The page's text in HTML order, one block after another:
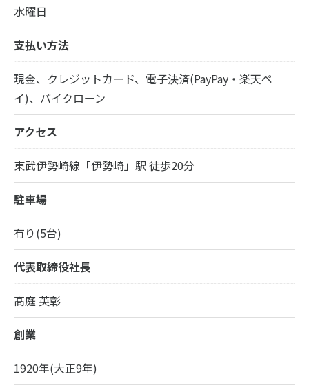
水曜日
支払い方法
現金、クレジットカード、電子決済(PayPay・楽天ペ
イ)、バイクローン
アクセス
東武伊勢崎線「伊勢崎」駅 徒歩20分
駐車場
有り(5台)
代表取締役社長
髙庭 英彰
創業
1920年(大正9年)